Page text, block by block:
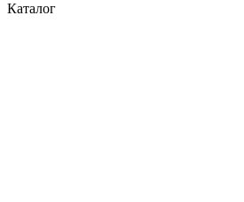
Каталог